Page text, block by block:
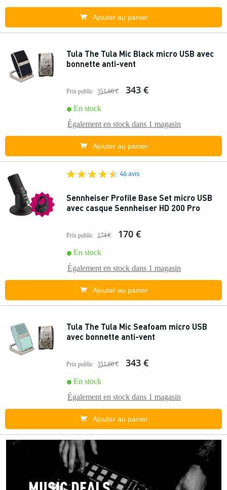
Ajouter au panier
Tula The Tula Mic Black micro USB avec
bonnette anti-vent
Prix public 351,60 € 343 €
En stock
Également en stock dans 1 magasin
Ajouter au panier
46 avis
Sennheiser Profile Base Set micro USB
avec casque Sennheiser HD 200 Pro
Prix public 174 € 170 €
En stock
Également en stock dans 1 magasin
Ajouter au panier
Tula The Tula Mic Seafoam micro USB
avec bonnette anti-vent
Prix public 351,60 € 343 €
En stock
Également en stock dans 1 magasin
Ajouter au panier